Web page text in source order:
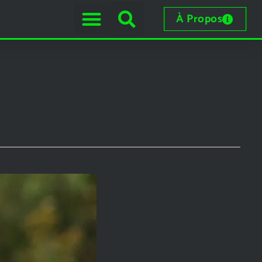
À Propos